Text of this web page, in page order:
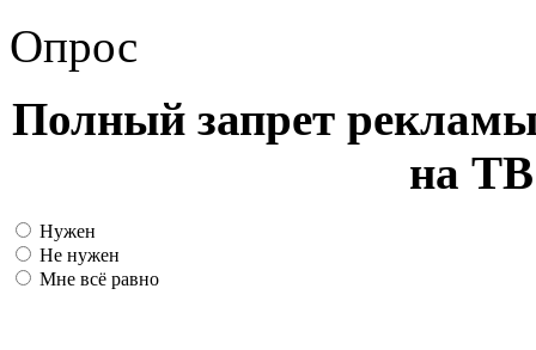
Опрос
Полный запрет
на ТВ
Нужен
Не нужен
Мне всё равно